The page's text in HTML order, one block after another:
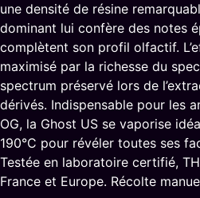
une densité de résine
dominant lui confère des notes
complètent son profil olfactif.
maximisé par la richesse du
spectrum préservé lors de
dérivés. Indispensable pour les
OG, la Ghost US se vaporise
190°C pour révéler toutes ses
Testée en laboratoire certifié,
France et Europe. Récolte